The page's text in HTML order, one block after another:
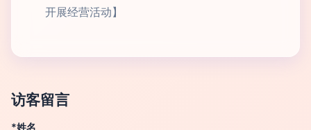
开展经营活动】
访客留言
*姓名